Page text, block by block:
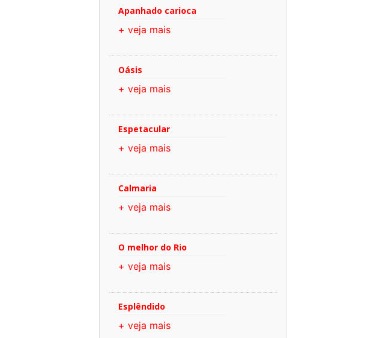
Apanhado carioca
+ veja mais
Oásis
+ veja mais
Espetacular
+ veja mais
Calmaria
+ veja mais
O melhor do Rio
+ veja mais
Esplêndido
+ veja mais